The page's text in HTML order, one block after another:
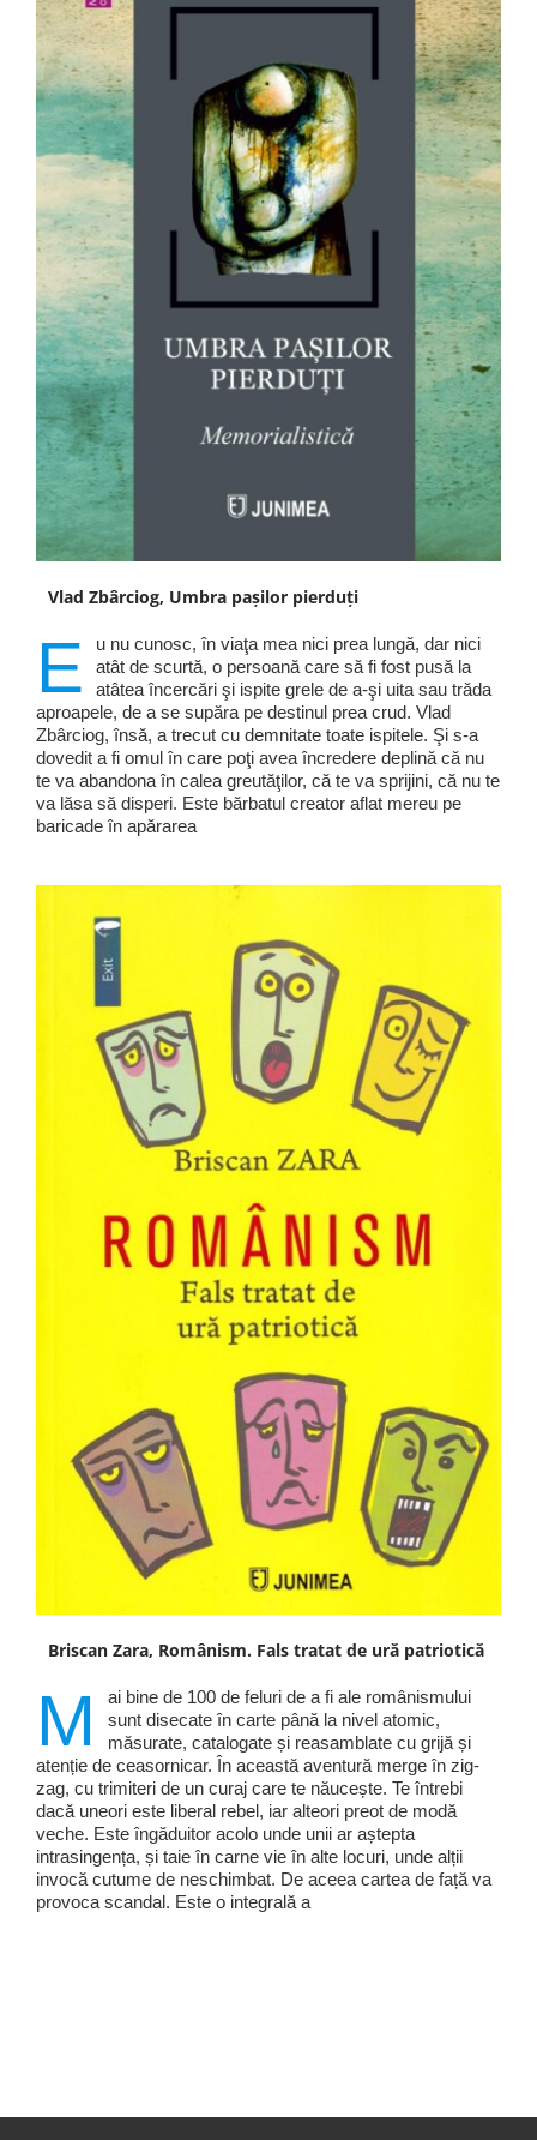
Vlad Zbârciog, Umbra pașilor pierduți
E
u nu cunosc, în viaţa mea nici prea lungă, dar nici
atât de scurtă, o persoană care să fi fost pusă la
atâtea încercări şi ispite grele de a-şi uita sau trăda
aproapele, de a se supăra pe destinul prea crud. Vlad
Zbârciog, însă, a trecut cu demnitate toate ispitele. Şi s-a
dovedit a fi omul în care poţi avea încredere deplină că nu
te va abandona în calea greutăţilor, că te va sprijini, că nu te
va lăsa să disperi. Este bărbatul creator aflat mereu pe
baricade în apărarea
Briscan Zara, Românism. Fals tratat de ură patriotică
M
ai bine de 100 de feluri de a fi ale românismului
sunt disecate în carte până la nivel atomic,
măsurate, catalogate și reasamblate cu grijă și
atenție de ceasornicar. În această aventură merge în zig-
zag, cu trimiteri de un curaj care te năucește. Te întrebi
dacă uneori este liberal rebel, iar alteori preot de modă
veche. Este îngăduitor acolo unde unii ar aștepta
intrasingența, și taie în carne vie în alte locuri, unde alții
invocă cutume de neschimbat. De aceea cartea de față va
provoca scandal. Este o integrală a